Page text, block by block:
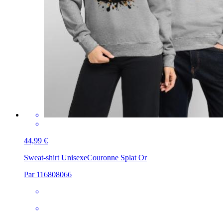
44,99 €
Sweat-shirt UnisexeCouronne Splat Or
Par 116808066